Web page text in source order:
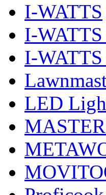
I-WATTS
I-
I-WATTS
LED